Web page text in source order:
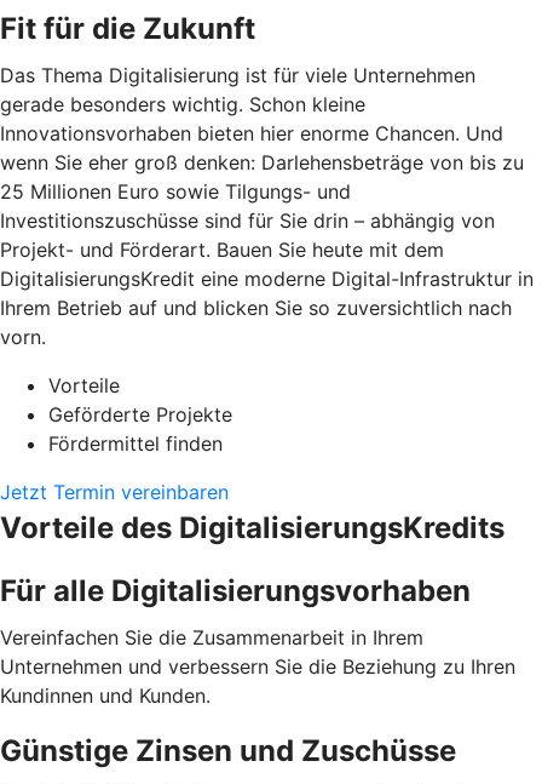
Fit für die Zukunft
Das Thema Digitalisierung ist für viele Unternehmen
gerade besonders wichtig. Schon kleine
Innovationsvorhaben bieten hier enorme Chancen. Und
wenn Sie eher groß denken: Darlehensbeträge von bis zu
25 Millionen Euro sowie Tilgungs- und
Investitionszuschüsse sind für Sie drin – abhängig von
Projekt- und Förderart. Bauen Sie heute mit dem
DigitalisierungsKredit eine moderne Digital-Infrastruktur in
Ihrem Betrieb auf und blicken Sie so zuversichtlich nach
vorn.
Vorteile
Geförderte Projekte
Fördermittel finden
Jetzt Termin vereinbaren
Vorteile des DigitalisierungsKredits
Für alle Digitalisierungsvorhaben
Vereinfachen Sie die Zusammenarbeit in Ihrem
Unternehmen und verbessern Sie die Beziehung zu Ihren
Kundinnen und Kunden.
Günstige Zinsen und Zuschüsse